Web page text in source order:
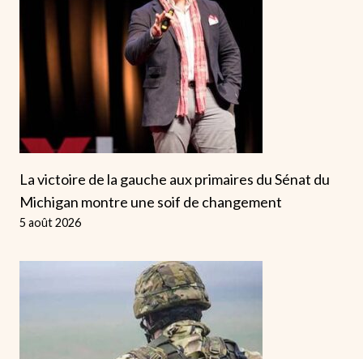
La victoire de la gauche aux primaires du Sénat du
Michigan montre une soif de changement
5 août 2026